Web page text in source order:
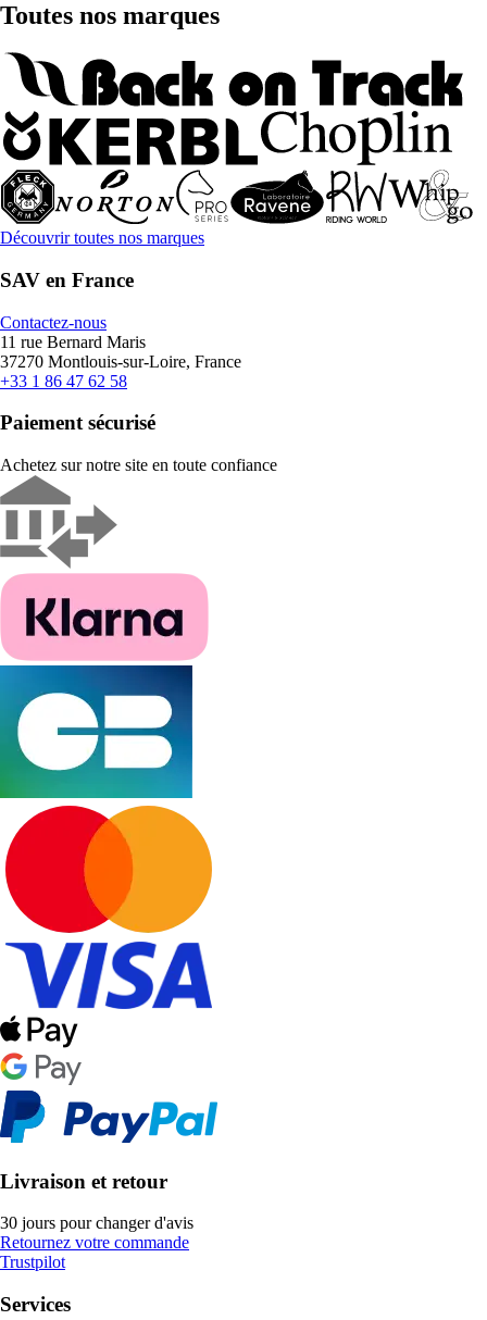
Toutes nos marques
Découvrir toutes nos marques
SAV en France
Contactez-nous
11 rue Bernard Maris
37270 Montlouis-sur-Loire, France
+33 1 86 47 62 58
Paiement sécurisé
Achetez sur notre site en toute confiance
Livraison et retour
30 jours pour changer d'avis
Retournez votre commande
Trustpilot
Services